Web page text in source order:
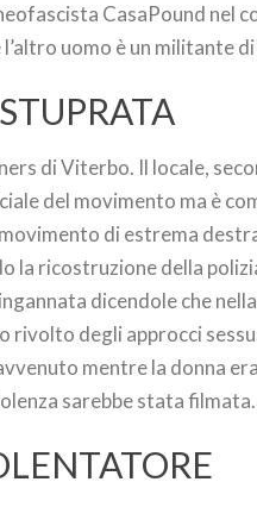
CasaPound nel
uomo è un militante
di Viterbo. Il locale,
del movimento ma è
di estrema
la ricostruzione della
dicendole che
rivolto degli approcci
mentre la donna
sarebbe stata filmata.